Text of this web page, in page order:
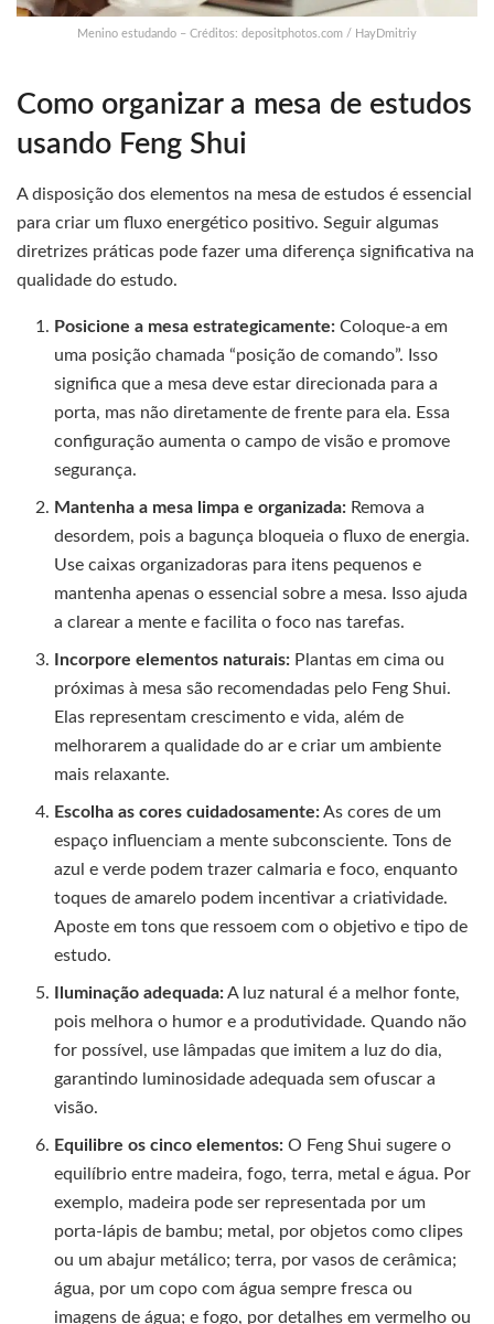
Menino estudando – Créditos: depositphotos.com / HayDmitriy
Como organizar a mesa de estudos
usando Feng Shui
A disposição dos elementos na mesa de estudos é essencial
para criar um fluxo energético positivo. Seguir algumas
diretrizes práticas pode fazer uma diferença significativa na
qualidade do estudo.
Posicione a mesa estrategicamente: Coloque-a em
uma posição chamada “posição de comando”. Isso
significa que a mesa deve estar direcionada para a
porta, mas não diretamente de frente para ela. Essa
configuração aumenta o campo de visão e promove
segurança.
Mantenha a mesa limpa e organizada: Remova a
desordem, pois a bagunça bloqueia o fluxo de energia.
Use caixas organizadoras para itens pequenos e
mantenha apenas o essencial sobre a mesa. Isso ajuda
a clarear a mente e facilita o foco nas tarefas.
Incorpore elementos naturais: Plantas em cima ou
próximas à mesa são recomendadas pelo Feng Shui.
Elas representam crescimento e vida, além de
melhorarem a qualidade do ar e criar um ambiente
mais relaxante.
Escolha as cores cuidadosamente:As cores de um
espaço influenciam a mente subconsciente. Tons de
azul e verde podem trazer calmaria e foco, enquanto
toques de amarelo podem incentivar a criatividade.
Aposte em tons que ressoem com o objetivo e tipo de
estudo.
Iluminação adequada:A luz natural é a melhor fonte,
pois melhora o humor e a produtividade. Quando não
for possível, use lâmpadas que imitem a luz do dia,
garantindo luminosidade adequada sem ofuscar a
visão.
Equilibre os cinco elementos: O Feng Shui sugere o
equilíbrio entre madeira, fogo, terra, metal e água. Por
exemplo, madeira pode ser representada por um
porta-lápis de bambu; metal, por objetos como clipes
ou um abajur metálico; terra, por vasos de cerâmica;
água, por um copo com água sempre fresca ou
imagens de água; e fogo, por detalhes em vermelho ou